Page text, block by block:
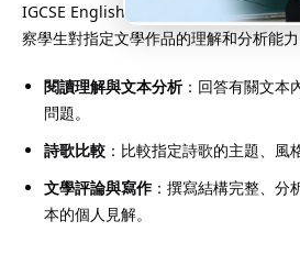
IGCSE English Literature考試一般由兩
察學生對指定文學作品的理解和分析能
閱讀理解與文本分析：回答有關文本
問題。
詩歌比較 ：比較指定詩歌的主題、風
文學評論與寫作：撰寫結構完整、分
本的個人見解。